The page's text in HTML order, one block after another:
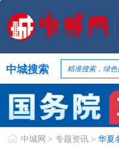
中城搜索
中城网 >专题资讯 >华夏